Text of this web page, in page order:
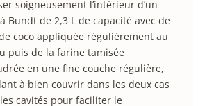
soigneusement l’intérieur d’un
Bundt de 2,3 L de capacité avec de
coco appliquée régulièrement au
puis de la farine tamisée
en une fine couche régulière,
à bien couvrir dans les deux cas
cavités pour faciliter le